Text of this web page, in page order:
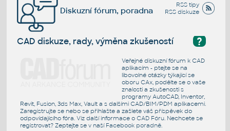
RSS tipy
RSS diskuze
Diskuzní fórum, poradna
?
CAD diskuze, rady, výměna zkušeností
Veřejné diskuzní fórum k CAD
aplikacím - ptejte se na
libovolné otázky týkající se
oboru CAx, podělte se o vaše
znalosti a zkušenosti s
programy AutoCAD, Inventor,
Revit, Fusion, 3ds Max, Vault a s dalšími CAD/BIM/PDM aplikacemi.
Zaregistrujte se nebo se přihlašte a zašlete váš příspěvek do
odpovídajícího fóra. Viz další informace o CAD Fóru. Nechcete se
registrovat? Zeptejte se v naší Facebook poradně.